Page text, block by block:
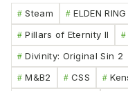
Steam ELDEN RING
Pillars of Eternity II
Divinity: Original Sin 2
M&B2
CSS